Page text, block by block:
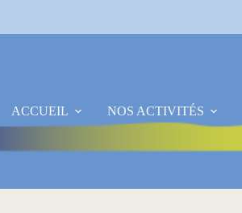
ACCUEIL NOS ACTIVITÉS